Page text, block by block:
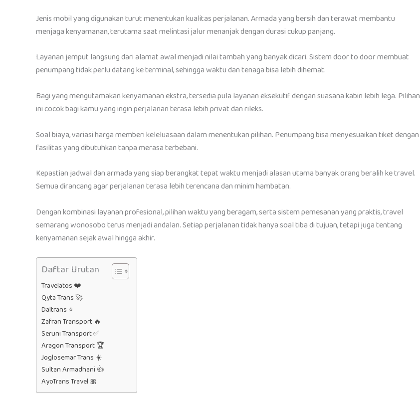
Jenis mobil yang digunakan turut menentukan kualitas perjalanan. Armada yang bersih dan terawat membantu
menjaga kenyamanan, terutama saat melintasi jalur menanjak dengan durasi cukup panjang.
Layanan jemput langsung dari alamat awal menjadi nilai tambah yang banyak dicari. Sistem door to door membuat
penumpang tidak perlu datang ke terminal, sehingga waktu dan tenaga bisa lebih dihemat.
Bagi yang mengutamakan kenyamanan ekstra, tersedia pula layanan eksekutif dengan suasana kabin lebih lega. Pilihan
ini cocok bagi kamu yang ingin perjalanan terasa lebih privat dan rileks.
Soal biaya, variasi harga memberi keleluasaan dalam menentukan pilihan. Penumpang bisa menyesuaikan tiket dengan
fasilitas yang dibutuhkan tanpa merasa terbebani.
Kepastian jadwal dan armada yang siap berangkat tepat waktu menjadi alasan utama banyak orang beralih ke travel.
Semua dirancang agar perjalanan terasa lebih terencana dan minim hambatan.
Dengan kombinasi layanan profesional, pilihan waktu yang beragam, serta sistem pemesanan yang praktis, travel
semarang wonosobo terus menjadi andalan. Setiap perjalanan tidak hanya soal tiba di tujuan, tetapi juga tentang
kenyamanan sejak awal hingga akhir.
Daftar Urutan
Travelatos ❤️
Qyta Trans 🚀
Daltrans ⭐
Zafran Transport 🔥
Seruni Transport ✅
Aragon Transport 🏆
Joglosemar Trans ☀️
Sultan Armadhani 👍
AyoTrans Travel 🎀